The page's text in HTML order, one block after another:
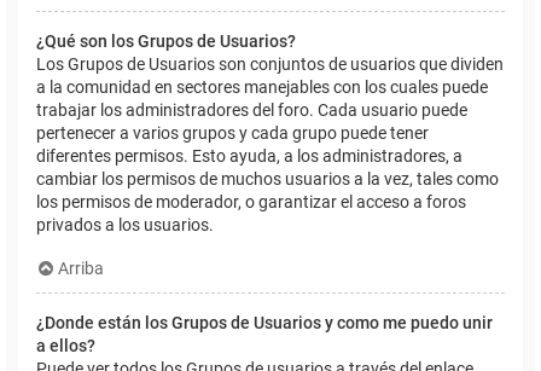
¿Qué son los Grupos de Usuarios?
Los Grupos de Usuarios son conjuntos de usuarios que dividen
a la comunidad en sectores manejables con los cuales puede
trabajar los administradores del foro. Cada usuario puede
pertenecer a varios grupos y cada grupo puede tener
diferentes permisos. Esto ayuda, a los administradores, a
cambiar los permisos de muchos usuarios a la vez, tales como
los permisos de moderador, o garantizar el acceso a foros
privados a los usuarios.
Arriba
¿Donde están los Grupos de Usuarios y como me puedo unir
a ellos?